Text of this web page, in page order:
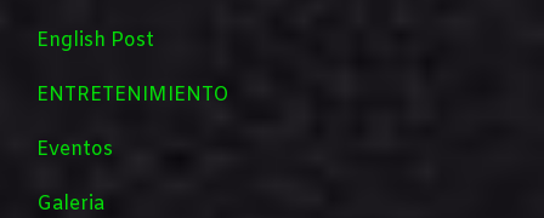
English Post
ENTRETENIMIENTO
Eventos
Galeria